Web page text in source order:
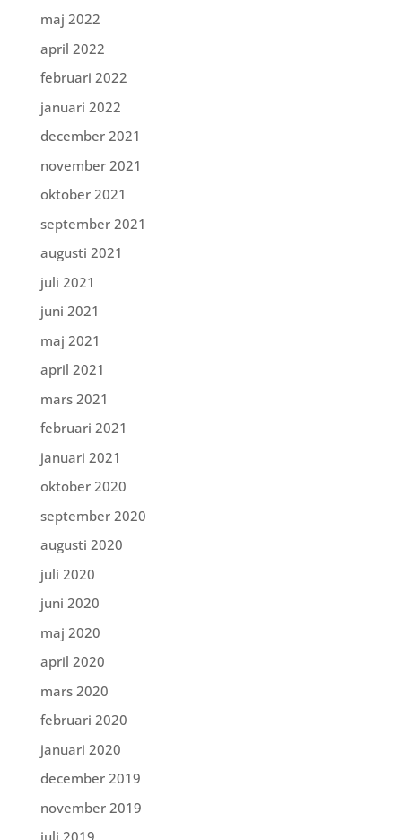
maj 2022
april 2022
februari 2022
januari 2022
december 2021
november 2021
oktober 2021
september 2021
augusti 2021
juli 2021
juni 2021
maj 2021
april 2021
mars 2021
februari 2021
januari 2021
oktober 2020
september 2020
augusti 2020
juli 2020
juni 2020
maj 2020
april 2020
mars 2020
februari 2020
januari 2020
december 2019
november 2019
juli 2019